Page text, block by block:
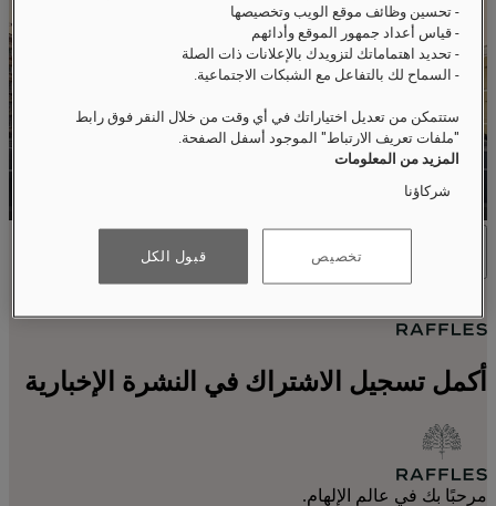
أكمل تسجيل الاشتراك في النشرة الإخبارية
مرحبًا بك في عالم الإلهام.
- تحسين وظائف موقع الويب وتخصيصها
- قياس أعداد جمهور الموقع وأدائهم
- تحديد اهتماماتك لتزويدك بالإعلانات ذات الصلة
- السماح لك بالتفاعل مع الشبكات الاجتماعية.
ستتمكن من تعديل اختياراتك في أي وقت من خلال النقر فوق رابط
"ملفات تعريف الارتباط" الموجود أسفل الصفحة.
المزيد من المعلومات
شركاؤنا
تخصيص قبول الكل